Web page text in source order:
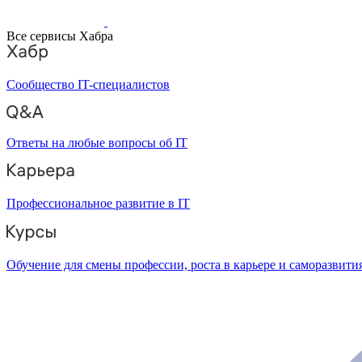
Все сервисы Хабра
Сообщество IT-специалистов
Ответы на любые вопросы об IT
Профессиональное развитие в IT
Обучение для смены профессии, роста в карьере и